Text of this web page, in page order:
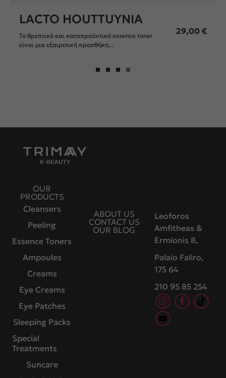
PEPTALURONIC
EDELWEISS
29,00 €
OUR
PRODUCTS
Cleansers
Peeling
Essence Toners
Ampoules
Creams
Eye Creams
Eye Patches
Sleeping Packs
Special
Treatments
Suncare
ABOUT US
CONTACT US
OUR BLOG
Leoforos
Amfitheas &
Ermionis 8,
Palaio Faliro,
175 64
210 95 85 254